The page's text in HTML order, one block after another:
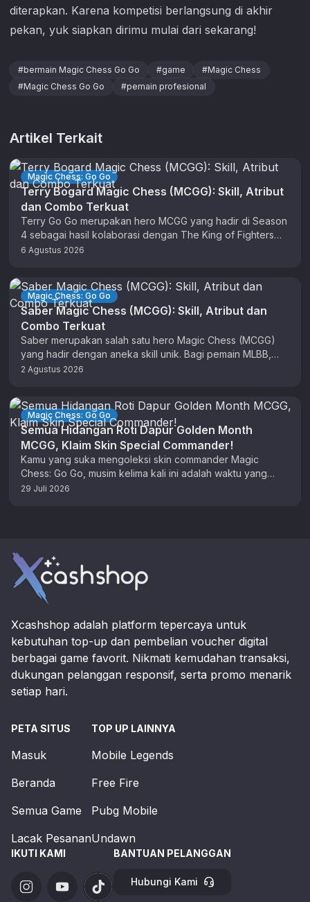
diterapkan. Karena kompetisi berlangsung di akhir
pekan, yuk siapkan dirimu mulai dari sekarang!
#bermain Magic Chess Go Go #game #Magic Chess
#Magic Chess Go Go #pemain profesional
Artikel Terkait
Magic Chess: Go Go
Terry Bogard Magic Chess (MCGG): Skill, Atribut
dan Combo Terkuat
Terry Go Go merupakan hero MCGG yang hadir di Season
4 sebagai hasil kolaborasi dengan The King of Fighters
(KOF). …
6 Agustus 2026
Magic Chess: Go Go
Saber Magic Chess (MCGG): Skill, Atribut dan
Combo Terkuat
Saber merupakan salah satu hero Magic Chess (MCGG)
yang hadir dengan aneka skill unik. Bagi pemain MLBB,
anda sudah tidak …
2 Agustus 2026
Magic Chess: Go Go
Semua Hidangan Roti Dapur Golden Month
MCGG, Klaim Skin Special Commander!
Kamu yang suka mengoleksi skin commander Magic
Chess: Go Go, musim kelima kali ini adalah waktu yang
tepat untuk berburu …
29 Juli 2026
Xcashshop adalah platform tepercaya untuk
kebutuhan top-up dan pembelian voucher digital
berbagai game favorit. Nikmati kemudahan transaksi,
dukungan pelanggan responsif, serta promo menarik
setiap hari.
PETA SITUS
Masuk
Beranda
Semua Game
Lacak Pesanan
TOP UP LAINNYA
Mobile Legends
Free Fire
Pubg Mobile
Undawn
IKUTI KAMI BANTUAN PELANGGAN
Hubungi Kami